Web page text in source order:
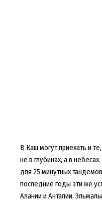
В Каш могут приехать и
не в глубинах, а в
для 25 минутных
последние годы эти же
Алании и Анталии,